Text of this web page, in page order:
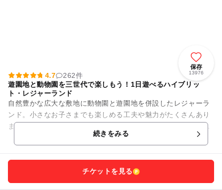
保存
13976
4.7
262件
遊園地と動物園を三世代で楽しもう！1日遊べるハイブリッ
ト・レジャーランド
自然豊かな広大な敷地に動物園と遊園地を併設したレジャーラ
ンド。小さなお子さまでも楽しめる工夫や魅力がたくさんあり
ます。 動物園では迫力満点のホワイトタイガーなど120種類12
続きをみる
チケットを見る